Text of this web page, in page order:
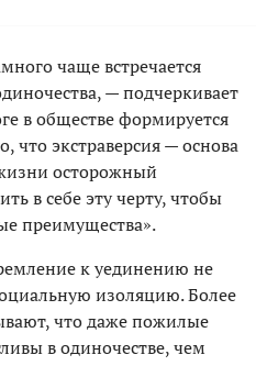
чаще встречается
— подчеркивает
в обществе формируется
что экстраверсия — основа
осторожный
в себе эту черту, чтобы
преимущества».
к уединению не
изоляцию. Более
что даже пожилые
в одиночестве, чем